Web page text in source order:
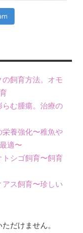
の飼育方法。オモ
らむ腫瘍。治療の
栄養強化〜稚魚や
適〜
トシゴ飼育〜飼育
アス飼育〜珍しい
だけません。